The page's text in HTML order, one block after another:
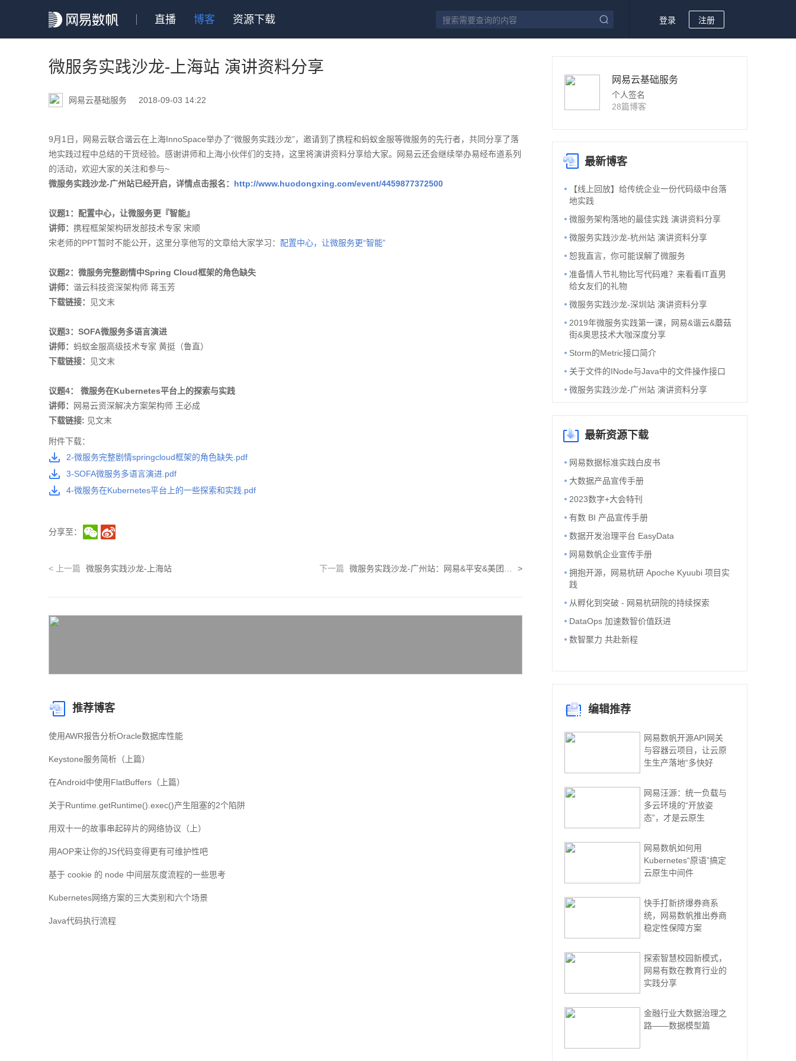
直播 博客 资源下载 登录 注册
网易云基础服务
个人签名
28篇博客
最新博客
【线上回放】给传统企业一份代码级中台落
地实践
微服务架构落地的最佳实践 演讲资料分享
微服务实践沙龙-杭州站 演讲资料分享
恕我直言，你可能误解了微服务
准备情人节礼物比写代码难？来看看IT直男
给女友们的礼物
微服务实践沙龙-深圳站 演讲资料分享
2019年微服务实践第一课，网易&谐云&蘑菇
街&奥思技术大咖深度分享
Storm的Metric接口简介
关于文件的INode与Java中的文件操作接口
微服务实践沙龙-广州站 演讲资料分享
最新资源下载
网易数据标准实践白皮书
大数据产品宣传手册
2023数字+大会特刊
有数 BI 产品宣传手册
数据开发治理平台 EasyData
网易数帆企业宣传手册
拥抱开源，网易杭研 Apoche Kyuubi 项目实
践
从孵化到突破 - 网易杭研院的持续探索
DataOps 加速数智价值跃进
数智聚力 共赴新程
编辑推荐
网易数帆开源API网关
与容器云项目，让云原
生生产落地“多快好
网易汪源：统一负载与
多云环境的“开放姿
态”，才是云原生
网易数帆如何用
Kubernetes“原语”搞定
云原生中间件
快手打新挤爆券商系
统，网易数帆推出券商
稳定性保障方案
探索智慧校园新模式，
网易有数在教育行业的
实践分享
金融行业大数据治理之
路——数据模型篇
微服务实践沙龙-上海站 演讲资料分享
网易云基础服务 2018-09-03 14:22
9月1日，网易云联合谐云在上海InnoSpace举办了“微服务实践沙龙”，邀请到了携程和蚂蚁金服等微服务的先行者，共同分享了落
地实践过程中总结的干货经验。感谢讲师和上海小伙伴们的支持，这里将演讲资料分享给大家。网易云还会继续举办易经布道系列
的活动，欢迎大家的关注和参与~
微服务实践沙龙-广州站已经开启，详情点击报名： http://www.huodongxing.com/event/4459877372500
议题1：配置中心，让微服务更『智能』
讲师： 携程框架架构研发部技术专家 宋顺
宋老师的PPT暂时不能公开，这里分享他写的文章给大家学习： 配置中心，让微服务更“智能”
议题2：微服务完整剧情中Spring Cloud框架的角色缺失
讲师： 谐云科技资深架构师 蒋玉芳
下载链接：
见文末
议题3：SOFA微服务多语言演进
讲师： 蚂蚁金服高级技术专家 黄挺（鲁直）
下载链接：
见文末
议题4： 微服务在Kubernetes平台上的探索与实践
讲师：
网易云资深解决方案架构师 王必成
下载链接: 见文末
附件下载：
2-微服务完整剧情springcloud框架的角色缺失.pdf
3-SOFA微服务多语言演进.pdf
4-微服务在Kubernetes平台上的一些探索和实践.pdf
分享至：
< 上一篇 微服务实践沙龙-上海站 下一篇 >
推荐博客
使用AWR报告分析Oracle数据库性能
Keystone服务简析（上篇）
在Android中使用FlatBuffers（上篇）
关于Runtime.getRuntime().exec()产生阻塞的2个陷阱
用双十一的故事串起碎片的网络协议（上）
用AOP来让你的JS代码变得更有可维护性吧
基于 cookie 的 node 中间层灰度流程的一些思考
Kubernetes网络方案的三大类别和六个场景
Java代码执行流程